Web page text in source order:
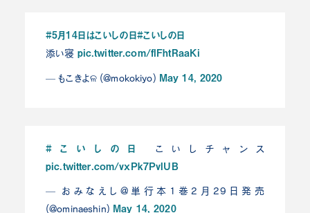
#5月14日はこいしの日#こいしの日
添い寝 pic.twitter.com/flFhtRaaKi
— もこきよଳ (@mokokiyo) May 14, 2020
#こいしの日 こいしチャンス
pic.twitter.com/vxPk7PvIUB
— おみなえし@単行本1巻2月29日発売
(@ominaeshin) May 14, 2020